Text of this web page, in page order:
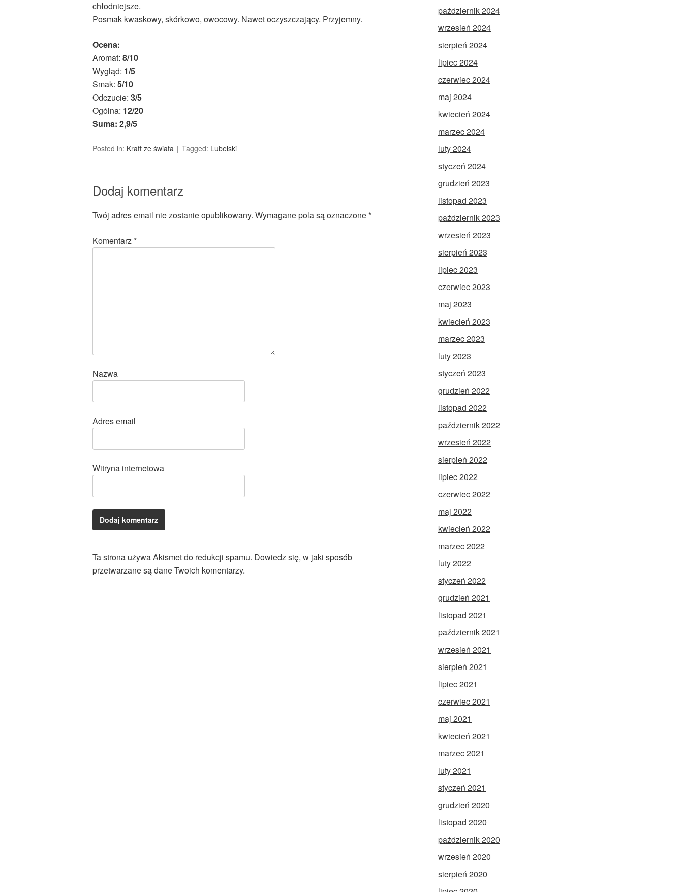
chłodniejsze.
Posmak kwaskowy, skórkowo, owocowy. Nawet oczyszczający. Przyjemny.
Ocena:
Aromat: 8/10
Wygląd: 1/5
Smak: 5/10
Odczucie: 3/5
Ogólna: 12/20
Suma: 2,9/5
Posted in: Kraft ze świata Tagged: Lubelski
Dodaj komentarz
Twój adres email nie zostanie opublikowany. Wymagane pola są oznaczone*
Komentarz*
Nazwa
Adres email
Witryna internetowa
Ta strona używa Akismet do redukcji spamu. Dowiedz się, w jaki sposób
przetwarzane są dane Twoich komentarzy.
październik 2024
wrzesień 2024
sierpień 2024
lipiec 2024
czerwiec 2024
maj 2024
kwiecień 2024
marzec 2024
luty 2024
styczeń 2024
grudzień 2023
listopad 2023
październik 2023
wrzesień 2023
sierpień 2023
lipiec 2023
czerwiec 2023
maj 2023
kwiecień 2023
marzec 2023
luty 2023
styczeń 2023
grudzień 2022
listopad 2022
październik 2022
wrzesień 2022
sierpień 2022
lipiec 2022
czerwiec 2022
maj 2022
kwiecień 2022
marzec 2022
luty 2022
styczeń 2022
grudzień 2021
listopad 2021
październik 2021
wrzesień 2021
sierpień 2021
lipiec 2021
czerwiec 2021
maj 2021
kwiecień 2021
marzec 2021
luty 2021
styczeń 2021
grudzień 2020
listopad 2020
październik 2020
wrzesień 2020
sierpień 2020